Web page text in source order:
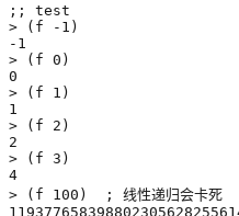
;; test
>
( f -1 )
-1
>
( f 0 )
0
>
( f 1 )
1
>
( f 2 )
2
>
( f 3 )
4
>
( f 100 )
; 线性递归会卡死